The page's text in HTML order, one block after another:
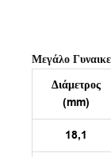
Μεγάλο
Διάμετρος
(mm)
18,1